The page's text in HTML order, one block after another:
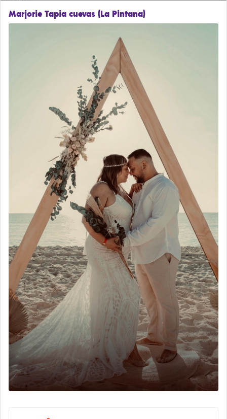
Marjorie Tapia cuevas (La Pintana)